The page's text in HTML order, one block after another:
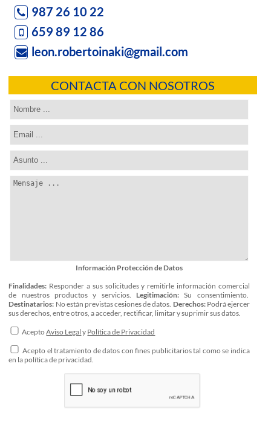
987 26 10 22
659 89 12 86
leon.robertoinaki@gmail.com
CONTACTA CON NOSOTROS
Información Protección de Datos
Finalidades: Responder a sus solicitudes y remitirle información comercial
de nuestros productos y servicios. Legitimación: Su consentimiento.
Destinatarios: No están previstas cesiones de datos. Derechos:Podrá ejercer
sus derechos, entre otros, a acceder, rectificar, limitar y suprimir sus datos.
AceptoAviso Legal y Política de Privacidad
Acepto el tratamiento de datos con fines publicitarios tal como se indica
en la política de privacidad.